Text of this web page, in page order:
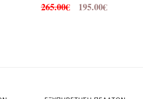
265.00€ 195.00€